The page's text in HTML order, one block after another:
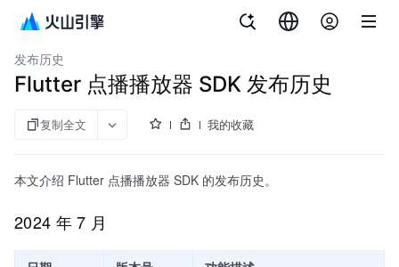
企业直播
发布历史
Flutter 点播播放器 SDK 发布历史
复制全文 我的收藏
本文介绍 Flutter 点播播放器 SDK 的发布历史。
2024 年 7 月